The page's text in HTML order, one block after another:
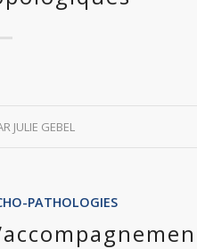
JULIE GEBEL
PATHOLOGIES